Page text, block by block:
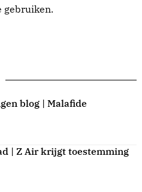
gebruiken.
blog | Malafide
| Z Air krijgt toestemming